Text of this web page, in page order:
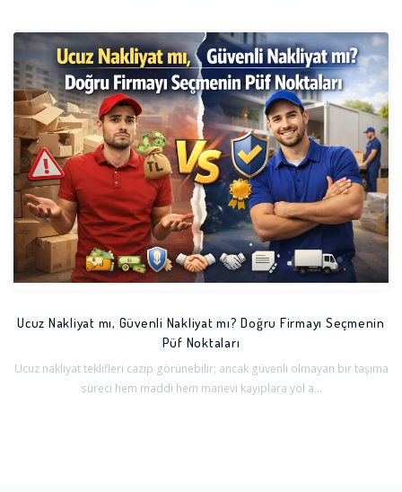
Ucuz Nakliyat mı, Güvenli Nakliyat mı? Doğru Firmayı Seçmenin
Püf Noktaları
Ucuz nakliyat teklifleri cazip görünebilir; ancak güvenli olmayan bir taşıma
süreci hem maddi hem manevi kayıplara yol a...